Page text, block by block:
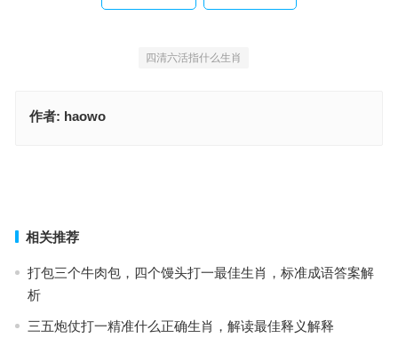
四清六活指什么生肖
作者: haowo
相关推荐
打包三个牛肉包，四个馒头打一最佳生肖，标准成语答案解
析
三五炮仗打一精准什么正确生肖，解读最佳释义解释